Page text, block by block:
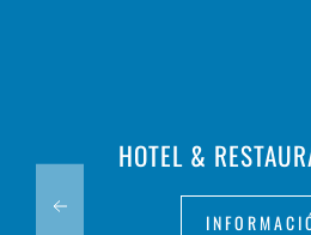
HOTEL &